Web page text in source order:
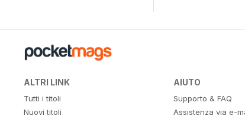
ALTRI LINK
Tutti i titoli
Nuovi titoli
AIUTO
Supporto & FAQ
Assistenza via e-